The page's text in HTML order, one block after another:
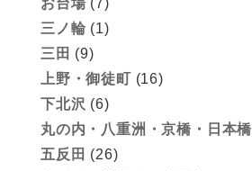
お台場 (7)
三ノ輪 (1)
三田 (9)
上野・御徒町 (16)
下北沢 (6)
丸の内・八重洲・京橋・日本橋
五反田 (26)